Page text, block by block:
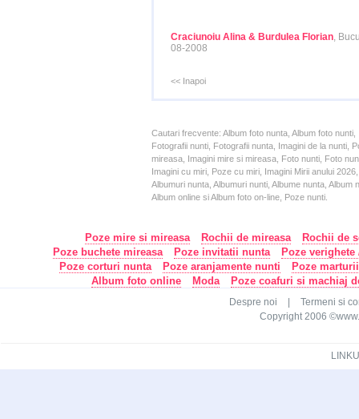
Craciunoiu Alina & Burdulea Florian,
08-2008
<< Inapoi
Cautari frecvente: Album foto nunta, Album foto
Fotografii nunti, Fotografii nunta, Imagini de la nunti,
mireasa, Imagini mire si mireasa, Foto nunti, Foto
Imagini cu miri, Poze cu miri, Imagini Mirii anului
Albumuri nunta, Albumuri nunti, Albume nunta,
Album online si Album foto on-line, Poze nunti.
Poze mire si mireasa Rochii de mireasa
Rochii de
Poze buchete mireasa
Poze invitatii nunta
Poze
Poze corturi nunta
Poze aranjamente nunti
Poze
Album foto online
Moda Poze coafuri si machiaj
Despre noi
Termeni si
Copyright 2006